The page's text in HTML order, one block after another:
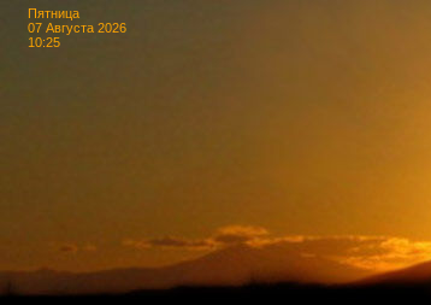
Пятница
07 Августа 2026
10:25